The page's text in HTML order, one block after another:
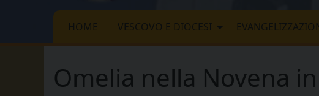
HOME VESCOVO E DIOCESI
Omelia nella Novena